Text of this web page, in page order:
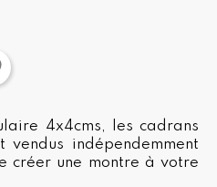
4x4cms, les cadrans
vendus indépendemment
créer une montre à votre